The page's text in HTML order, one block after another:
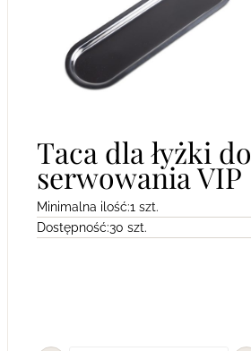
Taca dla łyżki do
serwowania VIP
Minimalna ilość:1 szt.
Dostępność:30 szt.